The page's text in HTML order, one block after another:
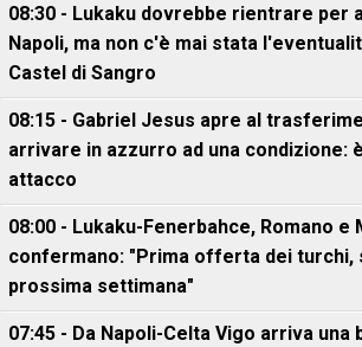
08:30 - Lukaku dovrebbe rientrare per
Napoli, ma non c'è mai stata
Castel di Sangro
08:15 - Gabriel Jesus apre al
arrivare in azzurro ad una condizione:
attacco
08:00 - Lukaku-Fenerbahce, Romano e
confermano: "Prima offerta dei turchi,
prossima settimana"
07:45 - Da Napoli-Celta Vigo arriva